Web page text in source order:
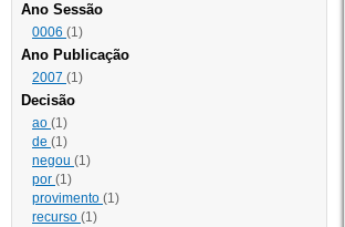
Ano Sessão
0006 (1)
Ano Publicação
2007 (1)
Decisão
ao (1)
de (1)
negou (1)
por (1)
provimento (1)
recurso (1)